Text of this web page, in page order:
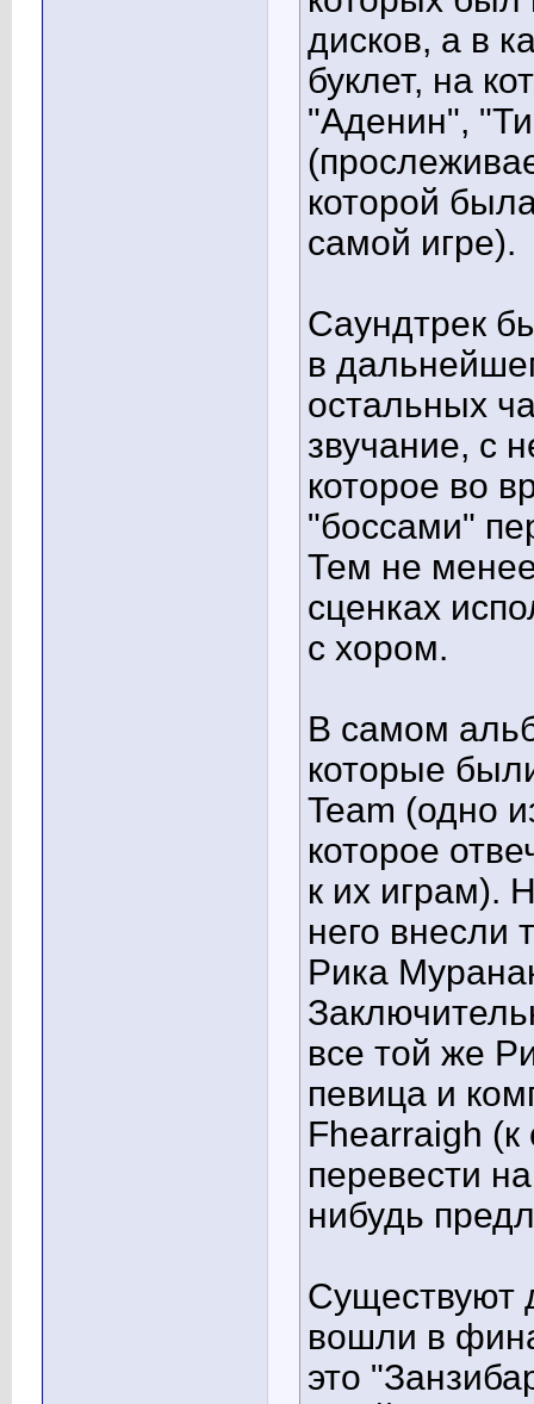
дисков, а в
буклет, на
"Аденин",
которой
самой игре).
Саундтрек
в
остальных
звучание, с
которое во
"боссами"
Тем не
сценках
с хором.
В самом
которые
Team (одно
которое
к их играм).
него внесли
Рика
все той же
певица и
Fhearraigh
перевести
нибудь
Существуют
вошли в
это